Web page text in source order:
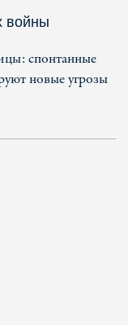
войны
спонтанные
новые угрозы